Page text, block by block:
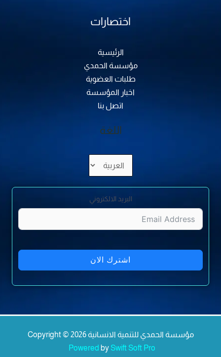
اختصارات
الرئيسية
مؤسسة الحمدي
طلبات العضوية
اخبار المؤسسة
اتصل بنا
اللغة
البريد الالكتروني
اشترك الان
Copyright © 2026 مؤسسة الحمدي للتنمية الانسانية
Powered by Swift Soft Pro